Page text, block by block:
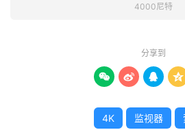
4000尼特
分享到
   
4K 监视器